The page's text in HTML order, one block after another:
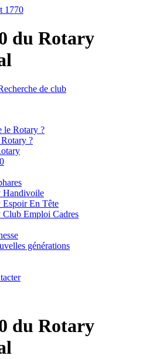
du Rotary
de club
le Rotary ?
?
Handivoile
Espoir En Tête
Club Emploi Cadres
générations
du Rotary